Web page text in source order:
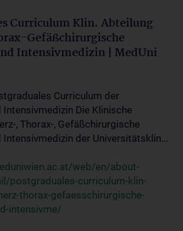
Curriculum Klin. Abteilung
Gefäßchirurgische
Intensivmedizin | MedUni
Curriculum der
Intensivmedizin Die Klinische
, Thorax-, Gefäßchirurgische
Intensivmedizin der Universitätsklin...
web/en/about-
postgraduales-curriculum-klin-
thorax-gefaesschirurgische-
intensivme/